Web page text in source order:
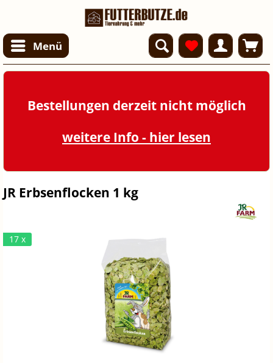
Menü
Bestellungen derzeit nicht möglich
weitere Info - hier lesen
JR Erbsenflocken 1 kg
17 x